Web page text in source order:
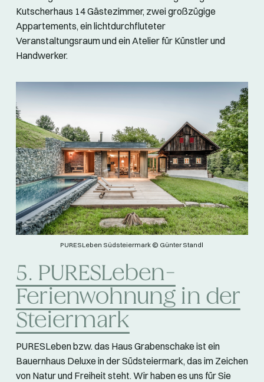
Kutscherhaus 14 Gästezimmer, zwei großzügige
Appartements, ein lichtdurchfluteter
Veranstaltungsraum und ein Atelier für Künstler und
Handwerker.
PURESLeben Südsteiermark © Günter Standl
5. PURESLeben-
Ferienwohnung in der
Steiermark
PURESLeben bzw. das Haus Grabenschake ist ein
Bauernhaus Deluxe in der Südsteiermark, das im Zeichen
von Natur und Freiheit steht. Wir haben es uns für Sie